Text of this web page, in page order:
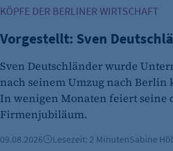
"no" - 50 Jahre "yes" - 480 Tage
fe_typo_user
fe_typo_user
Anbieter:
CMS TYPO3
Session-Cookie für die
KÖPFE DER BERLINER WIRTSCHAFT
Vorgestellt: Sven
Sven Deutschländer wurde
nach seinem Umzug nach Berlin
In wenigen Monaten feiert seine
Firmenjubiläum.
09.08.2026 Lesezeit: 2 MinutenSabine